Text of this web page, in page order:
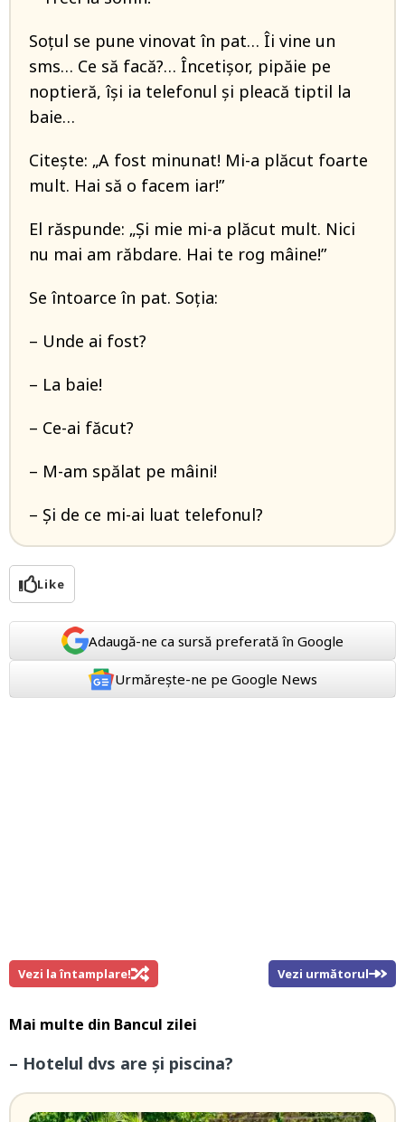
Soțul se pune vinovat în pat… Îi vine un
sms… Ce să facă?… Încetișor, pipăie pe
noptieră, își ia telefonul și pleacă tiptil la
baie…
Citește: „A fost minunat! Mi-a plăcut foarte
mult. Hai să o facem iar!”
El răspunde: „Și mie mi-a plăcut mult. Nici
nu mai am răbdare. Hai te rog mâine!”
Se întoarce în pat. Soția:
– Unde ai fost?
– La baie!
– Ce-ai făcut?
– M-am spălat pe mâini!
– Și de ce mi-ai luat telefonul?
Like
Adaugă-ne ca sursă preferată în Google
Urmărește-ne pe Google News
Vezi la întamplare! Vezi următorul
Mai multe din Bancul zilei
– Hotelul dvs are și piscina?